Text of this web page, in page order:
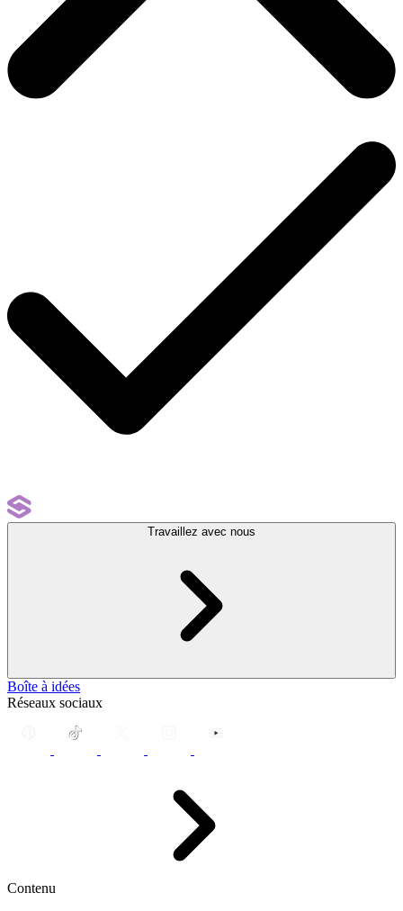
Travaillez avec nous
Boîte à idées
Réseaux sociaux
Contenu